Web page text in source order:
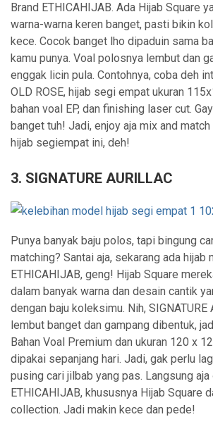
Brand ETHICAHIJAB. Ada Hijab Square
warna-warna keren banget, pasti bikin
kece. Cocok banget lho dipaduin sama
kamu punya. Voal polosnya lembut dan
enggak licin pula. Contohnya, coba deh
OLD ROSE, hijab segi empat ukuran
bahan voal EP, dan finishing laser cut.
banget tuh! Jadi, enjoy aja mix and
hijab segiempat ini, deh!
3. SIGNATURE AURILLAC
Punya banyak baju polos, tapi bingung
matching? Santai aja, sekarang ada hijab
ETHICAHIJAB, geng! Hijab Square
dalam banyak warna dan desain cantik
dengan baju koleksimu. Nih, SIGNATURE
lembut banget dan gampang dibentuk,
Bahan Voal Premium dan ukuran 120 x
dipakai sepanjang hari. Jadi, gak perlu
pusing cari jilbab yang pas. Langsung
ETHICAHIJAB, khususnya Hijab Square
collection. Jadi makin kece dan pede!